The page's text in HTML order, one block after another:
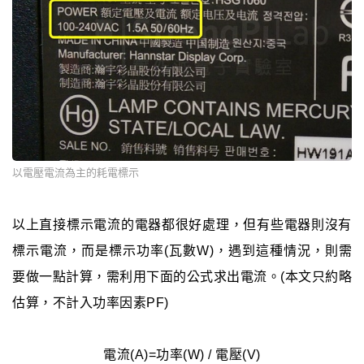
以電壓電流為主的耗電標示
以上直接標示電流的電器都很好處理，但有些電器則沒有
標示電流，而是標示功率(瓦數W)，遇到這種情況，則需
要做一點計算，需利用下面的公式求出電流。(本文只約略
估算，不計入功率因素PF)
電流(A)=功率(W) / 電壓(V)